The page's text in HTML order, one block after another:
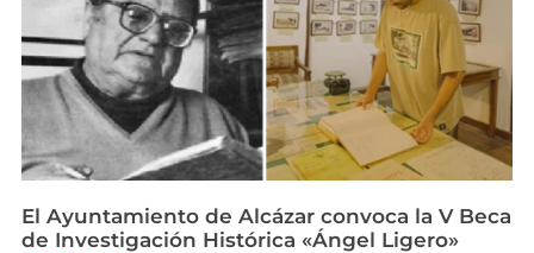
El Ayuntamiento de Alcázar convoca la V Beca
de Investigación Histórica «Ángel Ligero»